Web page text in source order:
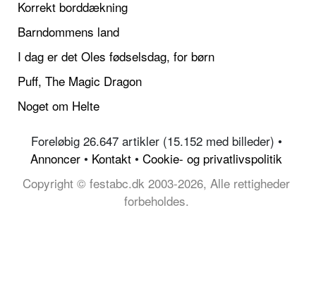
Korrekt borddækning
Barndommens land
I dag er det Oles fødselsdag, for børn
Puff, The Magic Dragon
Noget om Helte
Foreløbig 26.647 artikler (15.152 med billeder) •
Annoncer • Kontakt • Cookie- og privatlivspolitik
Copyright © festabc.dk 2003-2026, Alle rettigheder
forbeholdes.